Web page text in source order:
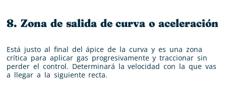
8. Zona de salida de curva o aceleración
Está justo al final del ápice de la curva y es una zona
crítica para aplicar gas progresivamente y traccionar sin
perder el control. Determinará la velocidad con la que vas
a llegar a la siguiente recta.